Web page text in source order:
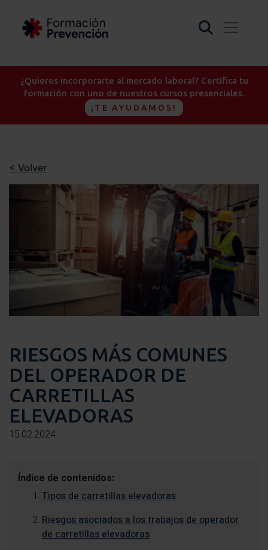
¿Quieres incorporarte al mercado laboral? Certifica tu
formación con uno de nuestros cursos presenciales.
¡TE AYUDAMOS!
< Volver
RIESGOS MÁS COMUNES
DEL OPERADOR DE
CARRETILLAS
ELEVADORAS
15.02.2024
Índice de contenidos:
Tipos de carretillas elevadoras
Riesgos asociados a los trabajos de operador
de carretillas elevadoras